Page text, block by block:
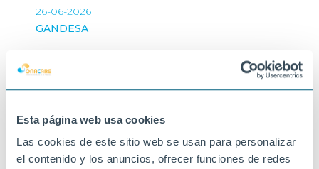
Esta página web usa cookies
Las cookies de este sitio web se usan para personalizar
el contenido y los anuncios, ofrecer funciones de redes
26-06-2026
GANDESA